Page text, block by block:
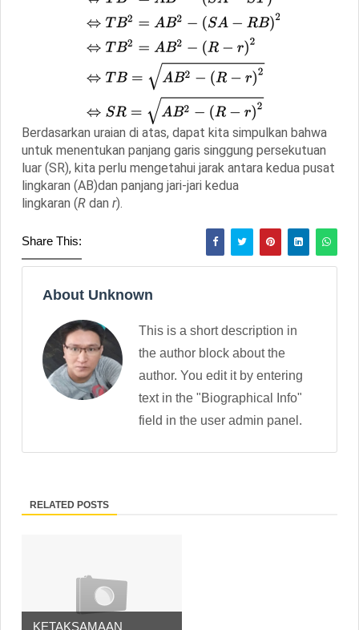
Berdasarkan uraian di atas, dapat kita simpulkan bahwa
untuk menentukan panjang garis singgung persekutuan
luar (SR), kita perlu mengetahui jarak antara kedua pusat
lingkaran (AB)dan panjang jari-jari kedua
lingkaran (R dan r).
Share This:
About Unknown
This is a short description in
the author block about the
author. You edit it by entering
text in the "Biographical Info"
field in the user admin panel.
RELATED POSTS
KETAKSAMAAN